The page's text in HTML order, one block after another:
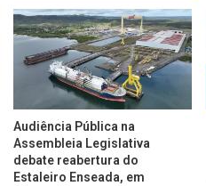
Audiência Pública na
Assembleia Legislativa
debate reabertura do
Estaleiro Enseada, em